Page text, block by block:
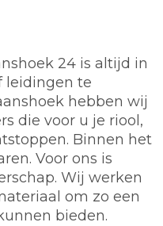
24 is altijd in
leidingen te
hebben wij
die voor u je riool,
Binnen het
Voor ons is
Wij werken
om zo een
bieden.